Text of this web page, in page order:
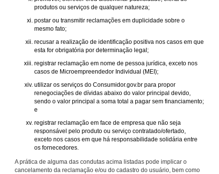
produtos ou serviços de qualquer natureza;
postar ou transmitir reclamações em duplicidade sobre o
mesmo fato;
recusar a realização de identificação positiva nos casos em que
esta for obrigatória por determinação legal;
registrar reclamação em nome de pessoa jurídica, exceto nos
casos de Microempreendedor Individual (MEI);
utilizar os serviços do Consumidor.gov.br para propor
renegociações de dívidas abaixo do valor principal devido,
sendo o valor principal a soma total a pagar sem financiamento;
e
registrar reclamação em face de empresa que não seja
responsável pelo produto ou serviço contratado/ofertado,
exceto nos casos em que há responsabilidade solidária entre
os fornecedores.
A prática de alguma das condutas acima listadas pode implicar o
cancelamento da reclamação e/ou do cadastro do usuário, bem como